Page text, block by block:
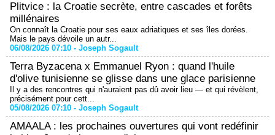
Plitvice : la Croatie secrète, entre cascades et forêts
millénaires
On connaît la Croatie pour ses eaux adriatiques et ses îles dorées.
Mais le pays dévoile un autr...
06/08/2026 07:10 - Joseph Sogault
Terra Byzacena x Emmanuel Ryon : quand l'huile
d'olive tunisienne se glisse dans une glace parisienne
Il y a des rencontres qui n'auraient pas dû avoir lieu — et qui révèlent,
précisément pour cett...
05/08/2026 07:10 - Joseph Sogault
AMAALA : les prochaines ouvertures qui vont redéfinir